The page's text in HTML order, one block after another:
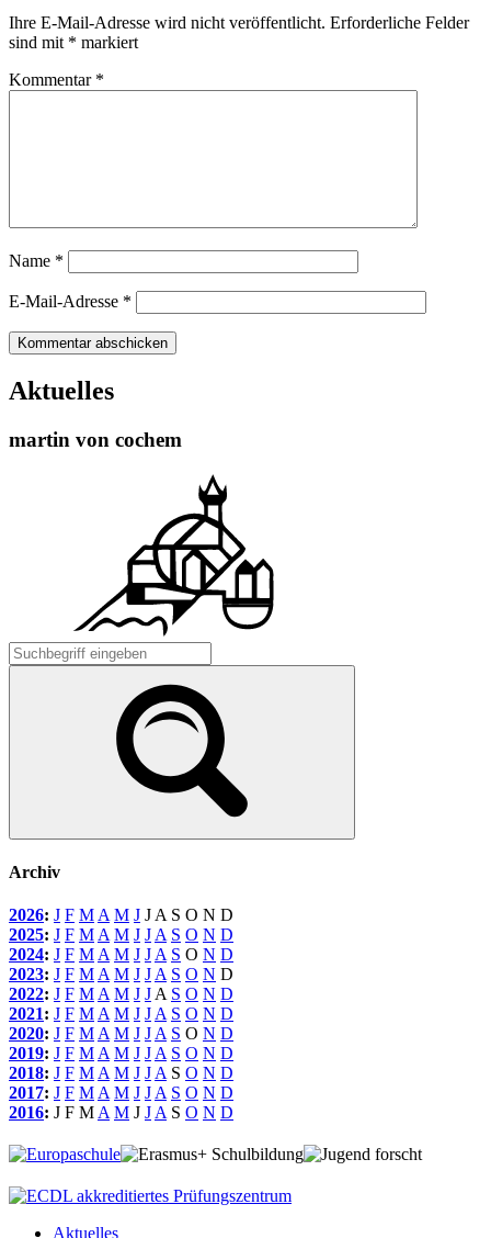
Ihre E-Mail-Adresse wird nicht veröffentlicht. Erforderliche Felder
sind mit * markiert
Kommentar *
Name *
E-Mail-Adresse *
Aktuelles
martin von cochem
Archiv
2026: J F M A M J J A S O N D
2025: J F M A M J J A S O N D
2024: J F M A M J J A S O N D
2023: J F M A M J J A S O N D
2022: J F M A M J J A S O N D
2021: J F M A M J J A S O N D
2020: J F M A M J J A S O N D
2019: J F M A M J J A S O N D
2018: J F M A M J J A S O N D
2017: J F M A M J J A S O N D
2016: J F M A M J J A S O N D
Aktuelles